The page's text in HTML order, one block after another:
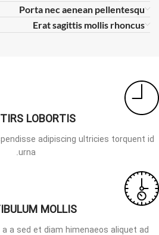
Porta nec aenean pellentesqu
Erat sagittis mollis rhoncus
LOBORTIS
adipiscing ultricies torquent id
urna.
MOLLIS
a sed et diam himenaeos aliquet ad